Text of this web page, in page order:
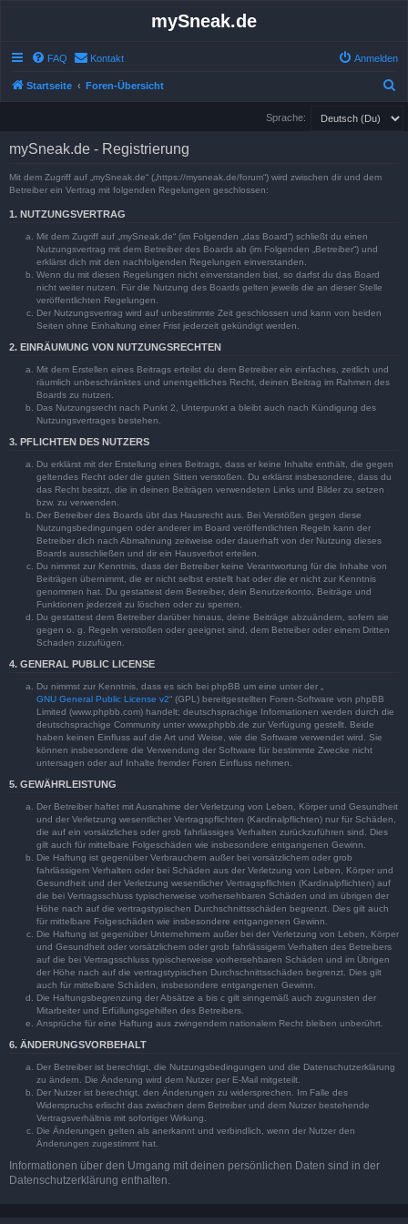
mySneak.de
FAQ Kontakt Anmelden
Startseite Foren-Übersicht
Sprache:
mySneak.de - Registrierung
Mit dem Zugriff auf „mySneak.de“ („https://mysneak.de/forum“) wird zwischen dir und dem
Betreiber ein Vertrag mit folgenden Regelungen geschlossen:
1. NUTZUNGSVERTRAG
Mit dem Zugriff auf „mySneak.de“ (im Folgenden „das Board“) schließt du einen
Nutzungsvertrag mit dem Betreiber des Boards ab (im Folgenden „Betreiber“) und
erklärst dich mit den nachfolgenden Regelungen einverstanden.
Wenn du mit diesen Regelungen nicht einverstanden bist, so darfst du das Board
nicht weiter nutzen. Für die Nutzung des Boards gelten jeweils die an dieser Stelle
veröffentlichten Regelungen.
Der Nutzungsvertrag wird auf unbestimmte Zeit geschlossen und kann von beiden
Seiten ohne Einhaltung einer Frist jederzeit gekündigt werden.
2. EINRÄUMUNG VON NUTZUNGSRECHTEN
Mit dem Erstellen eines Beitrags erteilst du dem Betreiber ein einfaches, zeitlich und
räumlich unbeschränktes und unentgeltliches Recht, deinen Beitrag im Rahmen des
Boards zu nutzen.
Das Nutzungsrecht nach Punkt 2, Unterpunkt a bleibt auch nach Kündigung des
Nutzungsvertrages bestehen.
3. PFLICHTEN DES NUTZERS
Du erklärst mit der Erstellung eines Beitrags, dass er keine Inhalte enthält, die gegen
geltendes Recht oder die guten Sitten verstoßen. Du erklärst insbesondere, dass du
das Recht besitzt, die in deinen Beiträgen verwendeten Links und Bilder zu setzen
bzw. zu verwenden.
Der Betreiber des Boards übt das Hausrecht aus. Bei Verstößen gegen diese
Nutzungsbedingungen oder anderer im Board veröffentlichten Regeln kann der
Betreiber dich nach Abmahnung zeitweise oder dauerhaft von der Nutzung dieses
Boards ausschließen und dir ein Hausverbot erteilen.
Du nimmst zur Kenntnis, dass der Betreiber keine Verantwortung für die Inhalte von
Beiträgen übernimmt, die er nicht selbst erstellt hat oder die er nicht zur Kenntnis
genommen hat. Du gestattest dem Betreiber, dein Benutzerkonto, Beiträge und
Funktionen jederzeit zu löschen oder zu sperren.
Du gestattest dem Betreiber darüber hinaus, deine Beiträge abzuändern, sofern sie
gegen o. g. Regeln verstoßen oder geeignet sind, dem Betreiber oder einem Dritten
Schaden zuzufügen.
4. GENERAL PUBLIC LICENSE
Du nimmst zur Kenntnis, dass es sich bei phpBB um eine unter der „
GNU General Public License v2“ (GPL) bereitgestellten Foren-Software von phpBB
Limited (www.phpbb.com) handelt; deutschsprachige Informationen werden durch die
deutschsprachige Community unter www.phpbb.de zur Verfügung gestellt. Beide
haben keinen Einfluss auf die Art und Weise, wie die Software verwendet wird. Sie
können insbesondere die Verwendung der Software für bestimmte Zwecke nicht
untersagen oder auf Inhalte fremder Foren Einfluss nehmen.
5. GEWÄHRLEISTUNG
Der Betreiber haftet mit Ausnahme der Verletzung von Leben, Körper und Gesundheit
und der Verletzung wesentlicher Vertragspflichten (Kardinalpflichten) nur für Schäden,
die auf ein vorsätzliches oder grob fahrlässiges Verhalten zurückzuführen sind. Dies
gilt auch für mittelbare Folgeschäden wie insbesondere entgangenen Gewinn.
Die Haftung ist gegenüber Verbrauchern außer bei vorsätzlichem oder grob
fahrlässigem Verhalten oder bei Schäden aus der Verletzung von Leben, Körper und
Gesundheit und der Verletzung wesentlicher Vertragspflichten (Kardinalpflichten) auf
die bei Vertragsschluss typischerweise vorhersehbaren Schäden und im übrigen der
Höhe nach auf die vertragstypischen Durchschnittsschäden begrenzt. Dies gilt auch
für mittelbare Folgeschäden wie insbesondere entgangenen Gewinn.
Die Haftung ist gegenüber Unternehmern außer bei der Verletzung von Leben, Körper
und Gesundheit oder vorsätzlichem oder grob fahrlässigem Verhalten des Betreibers
auf die bei Vertragsschluss typischerweise vorhersehbaren Schäden und im Übrigen
der Höhe nach auf die vertragstypischen Durchschnittsschäden begrenzt. Dies gilt
auch für mittelbare Schäden, insbesondere entgangenen Gewinn.
Die Haftungsbegrenzung der Absätze a bis c gilt sinngemäß auch zugunsten der
Mitarbeiter und Erfüllungsgehilfen des Betreibers.
Ansprüche für eine Haftung aus zwingendem nationalem Recht bleiben unberührt.
6. ÄNDERUNGSVORBEHALT
Der Betreiber ist berechtigt, die Nutzungsbedingungen und die Datenschutzerklärung
zu ändern. Die Änderung wird dem Nutzer per E-Mail mitgeteilt.
Der Nutzer ist berechtigt, den Änderungen zu widersprechen. Im Falle des
Widerspruchs erlischt das zwischen dem Betreiber und dem Nutzer bestehende
Vertragsverhältnis mit sofortiger Wirkung.
Die Änderungen gelten als anerkannt und verbindlich, wenn der Nutzer den
Änderungen zugestimmt hat.
Informationen über den Umgang mit deinen persönlichen Daten sind in der
Datenschutzerklärung enthalten.